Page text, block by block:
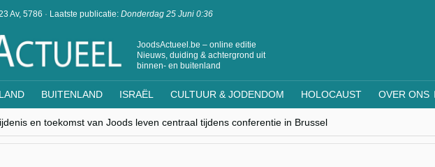
Av, 5786 · Laatste publicatie: Donderdag 25 Juni 0:36
JoodsActueel.be – online editie
Nieuws, duiding & achtergrond uit
binnen- en buitenland
BUITENLAND ISRAËL CULTUUR & JODENDOM HOLOCAUST OVER ONS
en toekomst van Joods leven centraal tijdens conferentie in Brussel
toont hoe moeilijk seculiere Westen minderheden begrijpt”, Jinnih Beels (Vooruit)
– Boekarest: de verrassing van Oost-Europa
Jood in België op de beklaagdenbank”